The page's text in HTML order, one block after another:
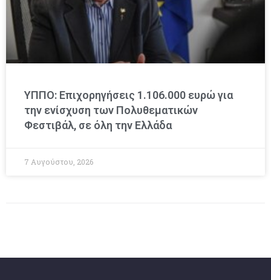
ΥΠΠΟ: Επιχορηγήσεις 1.106.000 ευρώ για
την ενίσχυση των Πολυθεματικών
Φεστιβάλ, σε όλη την Ελλάδα
7 Αυγούστου, 2026